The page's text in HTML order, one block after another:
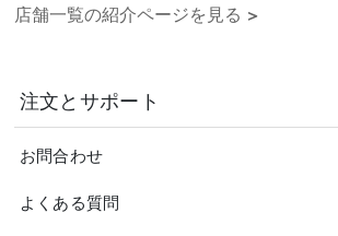
店舗一覧の紹介ページを見る >
注文とサポート
お問合わせ
よくある質問